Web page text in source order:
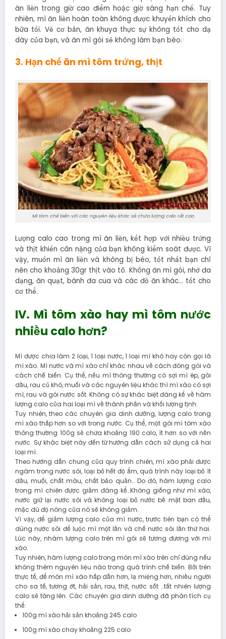
ăn liền trong giờ cao điểm hoặc giờ sáng hạn chế. Tuy
nhiên, mì ăn liền hoàn toàn không được khuyến khích cho
bữa tối. Về cơ bản, ăn khuya thực sự không tốt cho dạ
dày của bạn, và ăn mì gói sẽ không làm bạn béo.
3. Hạn chế ăn mì tôm trứng, thịt
Mì tôm chế biến với các nguyên liệu khác sẽ chứa lượng calo rất cao
Lượng calo cao trong mì ăn liền, kết hợp với nhiều trứng
và thịt khiến cân nặng của bạn không kiểm soát được. Vì
vậy, muốn mì ăn liền và không bị béo, tốt nhất bạn chỉ
nên cho khoảng 30gr thịt vào tô. Không ăn mì gói, nhớ đa
dạng, ăn quạt, bánh đa cua và các đồ ăn khác… tốt cho
cơ thể.
IV. Mì tôm xào hay mì tôm nước
nhiều calo hơn?
Mì được chia làm 2 loại, 1 loại nước, 1 loại mì khô hay còn gọi là
mì xào. Mì nước và mì xào chỉ khác nhau về cách đóng gói và
cách chế biến. Cụ thể, nếu mì thông thường có sợi mì ép, gói
dầu, rau củ khô, muối và các nguyên liệu khác thì mì xào có sợi
mì, rau và gói nước sốt. Không có sự khác biệt đáng kể về hàm
lượng calo của hai loại mì về thành phần và khối lượng tịnh.
Tuy nhiên, theo các chuyên gia dinh dưỡng, lượng calo trong
mì xào thấp hơn so với trong nước. Cụ thể, một gói mì tôm xào
thông thường 100g sẽ chứa khoảng 190 calo, ít hơn so với nền
nước. Sự khác biệt này đến từ hướng dẫn cách sử dụng cả hai
loại mì.
Theo hướng dẫn chung của quy trình chiên, mì xào phải được
ngâm trong nước sôi, loại bỏ hết độ ẩm, quá trình này loại bỏ ít
dầu, muối, chất màu, chất bảo quản… Do đó, hàm lượng calo
trong mì chiên được giảm đáng kể…Không giống như mì xào,
nước giữ lại nước sôi và không loại bỏ nước bề mặt ban đầu,
mặc dù độ nóng của nó sẽ không giảm.
Vì vậy, để giảm lượng calo của mì nước, trước tiên bạn có thể
dùng nước sôi để luộc mì một lần và chế nước sôi lần thứ hai.
Lúc này, nhàm lượng calo trên mì gói sẽ tương đương với mì
xào.
Tuy nhiên, hàm lượng calo trong món mì xào trên chỉ đúng nếu
không thêm nguyên liệu nào trong quá trình chế biến. Bởi trên
thực tế, để món mì xào hấp dẫn hơn, lạ miệng hơn, nhiều người
cho sa tế, tương ớt, hải sản, rau, thịt, nước sốt …tất nhiên lượng
calo sẽ tăng lên. Các chuyên gia dinh dưỡng đã phân tích cụ
thể:
100g mì xào hải sản khoảng 245 calo
100g mì xào chay khoảng 225 calo